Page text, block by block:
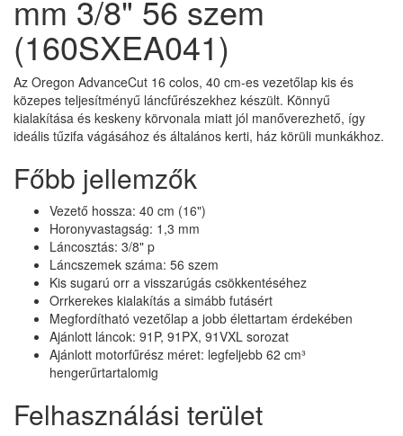
mm 3/8" 56 szem
(160SXEA041)
Az Oregon AdvanceCut 16 colos, 40 cm-es vezetőlap kis és
közepes teljesítményű láncfűrészekhez készült. Könnyű
kialakítása és keskeny körvonala miatt jól manőverezhető, így
ideális tűzifa vágásához és általános kerti, ház körüli munkákhoz.
Főbb jellemzők
Vezető hossza: 40 cm (16")
Horonyvastagság: 1,3 mm
Láncosztás: 3/8" p
Láncszemek száma: 56 szem
Kis sugarú orr a visszarúgás csökkentéséhez
Orrkerekes kialakítás a simább futásért
Megfordítható vezetőlap a jobb élettartam érdekében
Ajánlott láncok: 91P, 91PX, 91VXL sorozat
Ajánlott motorfűrész méret: legfeljebb 62 cm³
hengerűrtartalomig
Felhasználási terület